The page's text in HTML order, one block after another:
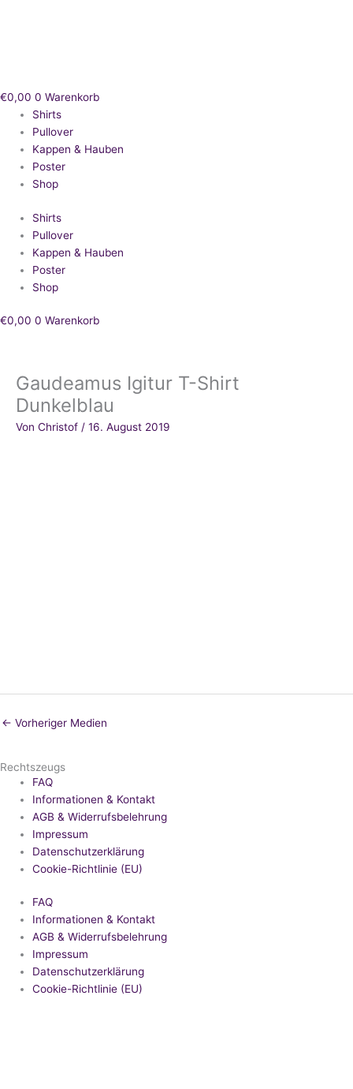
€0,00 0 Warenkorb
Shirts
Pullover
Kappen & Hauben
Poster
Shop
Shirts
Pullover
Kappen & Hauben
Poster
Shop
€0,00 0 Warenkorb
Gaudeamus Igitur T-Shirt
Dunkelblau
Von Christof / 16. August 2019
← Vorheriger Medien
Rechtszeugs
FAQ
Informationen & Kontakt
AGB & Widerrufsbelehrung
Impressum
Datenschutzerklärung
Cookie-Richtlinie (EU)
FAQ
Informationen & Kontakt
AGB & Widerrufsbelehrung
Impressum
Datenschutzerklärung
Cookie-Richtlinie (EU)